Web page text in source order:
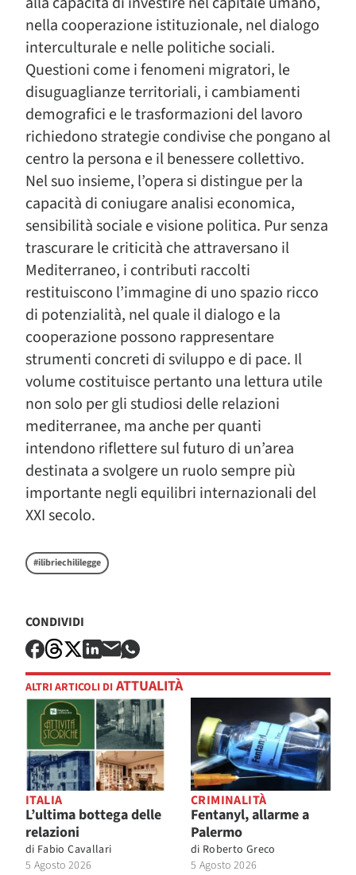
nella cooperazione istituzionale, nel dialogo
interculturale e nelle politiche sociali.
Questioni come i fenomeni migratori, le
disuguaglianze territoriali, i cambiamenti
demografici e le trasformazioni del lavoro
richiedono strategie condivise che pongano al
centro la persona e il benessere collettivo.
Nel suo insieme, l’opera si distingue per la
capacità di coniugare analisi economica,
sensibilità sociale e visione politica. Pur senza
trascurare le criticità che attraversano il
Mediterraneo, i contributi raccolti
restituiscono l’immagine di uno spazio ricco
di potenzialità, nel quale il dialogo e la
cooperazione possono rappresentare
strumenti concreti di sviluppo e di pace. Il
volume costituisce pertanto una lettura utile
non solo per gli studiosi delle relazioni
mediterranee, ma anche per quanti
intendono riflettere sul futuro di un’area
destinata a svolgere un ruolo sempre più
importante negli equilibri internazionali del
XXI secolo.
#ilibriechililegge
CONDIVIDI
ALTRI ARTICOLI DI ATTUALITÀ
ITALIA
L’ultima bottega delle
relazioni
di Fabio Cavallari
5 Agosto 2026
CRIMINALITÀ
Fentanyl, allarme a
Palermo
di Roberto Greco
5 Agosto 2026